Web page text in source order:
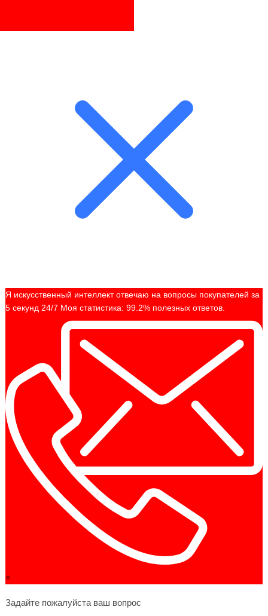
Я искусственный интеллект отвечаю на вопросы покупателей за
5 секунд 24/7 Моя статистика: 99.2% полезных ответов.
×
Задайте пожалуйста ваш вопрос